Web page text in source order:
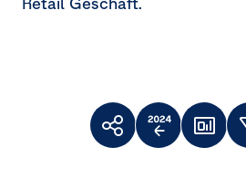
Weiterempfehlen
Vergleich